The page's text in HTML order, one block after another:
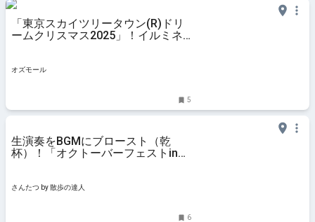
「東京スカイツリータウン(R)ドリ
ームクリスマス2025」！イルミネ
オズモール
5
生演奏をBGMにブロースト（乾
杯）！「オクトーバーフェストin東
たつ by 散歩の達人
さんたつ by 散歩の達人
6